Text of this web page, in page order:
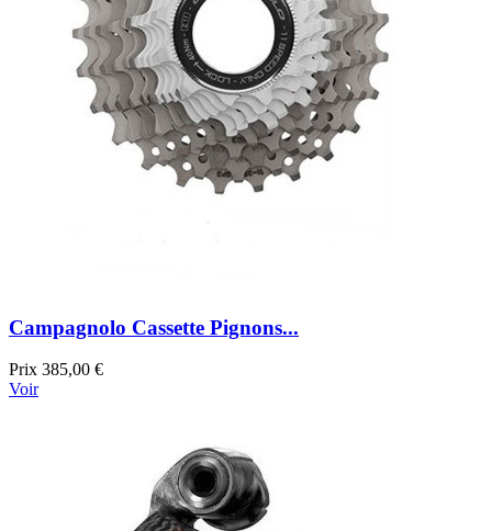
Campagnolo Cassette Pignons...
Prix 385,00 €
Voir